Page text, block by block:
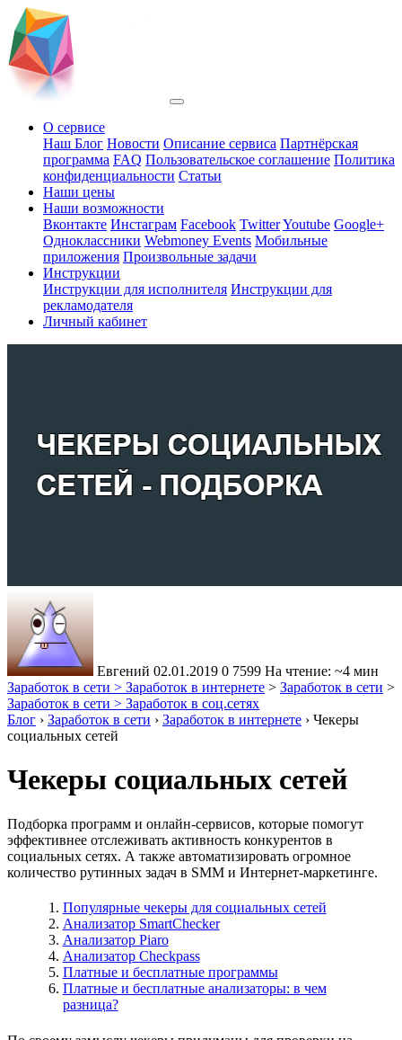
О сервисе
Наш Блог Новости Описание сервиса Партнёрская
программа FAQ Пользовательское соглашение Политика
конфиденциальности Статьи
Наши цены
Наши возможности
Вконтакте Инстаграм Facebook TwitterYoutube Google+
Одноклассники Webmoney Events Мобильные
приложения Произвольные задачи
Инструкции
Инструкции для исполнителя Инструкции для
рекламодателя
Личный кабинет
Евгений 02.01.2019 0 7599 На чтение: ~4 мин
Заработок в сети > Заработок в интернете > Заработок в сети >
Заработок в сети > Заработок в соц.сетях
Блог › Заработок в сети › Заработок в интернете › Чекеры
социальных сетей
Чекеры социальных сетей
Подборка программ и онлайн-сервисов, которые помогут
эффективнее отслеживать активность конкурентов в
социальных сетях. А также автоматизировать огромное
количество рутинных задач в SMM и Интернет-маркетинге.
Популярные чекеры для социальных сетей
Анализатор SmartChecker
Анализатор Piaro
Анализатор Checkpass
Платные и бесплатные программы
Платные и бесплатные анализаторы: в чем
разница?